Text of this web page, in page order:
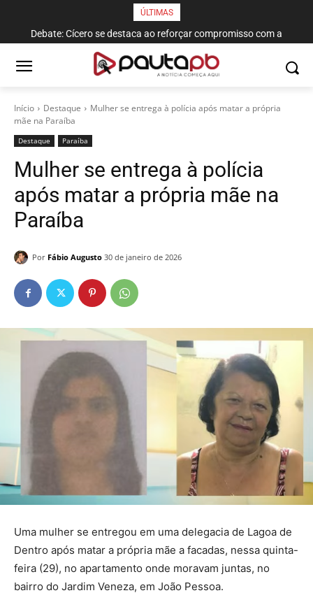
ÚLTIMAS
Debate: Cícero se destaca ao reforçar compromisso com a
segurança hídrica do Estado
Início Destaque
Mulher se entrega à polícia após matar a própria
mãe na Paraíba
Destaque Paraí­ba
Mulher se entrega à polícia
após matar a própria mãe na
Paraíba
Por Fábio Augusto 30 de janeiro de 2026
Uma mulher se entregou em uma delegacia de Lagoa de
Dentro após matar a própria mãe a facadas, nessa quinta-
feira (29), no apartamento onde moravam juntas, no
bairro do Jardim Veneza, em João Pessoa.